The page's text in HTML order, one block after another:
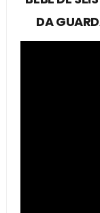
DA